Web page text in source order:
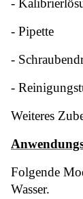
- Pipette
-
-
Weiteres
Folgende
Wasser.